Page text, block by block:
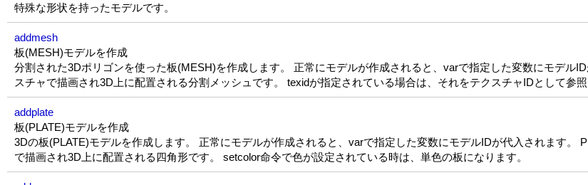
特殊な形状を持ったモデルです。
addmesh
板(MESH)モデルを作成
分割された3Dポリゴンを使った板(MESH)を作成します。 正常にモデルが作成されると、varで指定した変数にモデル
スチャで描画され3D上に配置される分割メッシュです。 texidが指定されている場合は、それをテクスチャIDとして参照
addplate
板(PLATE)モデルを作成
3Dの板(PLATE)モデルを作成します。 正常にモデルが作成されると、varで指定した変数にモデルIDが代入されます。
で描画され3D上に配置される四角形です。 setcolor命令で色が設定されている時は、単色の板になります。